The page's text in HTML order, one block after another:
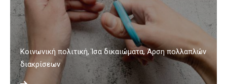
Κοινωνική πολιτική, Ίσα δικαιώματα, Άρση πολλαπλών
διακρίσεων